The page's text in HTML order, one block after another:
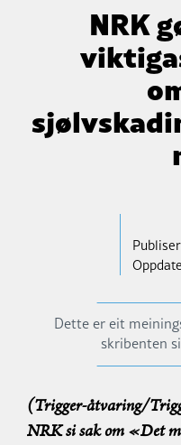
NRK
Dette er eit
skribenten
(Trigger-åtvaring/
NRK si sak om «Det